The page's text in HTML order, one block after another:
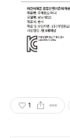
1